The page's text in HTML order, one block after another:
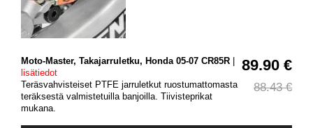
89.90 €
88.43 €
Moto-Master, Takajarruletku, Honda 05-07 CR85R
lisätiedot
Teräsvahvisteiset PTFE jarruletkut ruostumattomasta
teräksestä valmistetuilla banjoilla. Tiivisteprikat
mukana.